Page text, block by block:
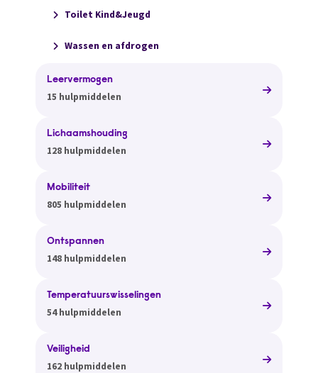
Toilet Kind&Jeugd
Wassen en afdrogen
Leervermogen
15 hulpmiddelen
Lichaamshouding
128 hulpmiddelen
Mobiliteit
805 hulpmiddelen
Ontspannen
148 hulpmiddelen
Temperatuurswisselingen
54 hulpmiddelen
Veiligheid
162 hulpmiddelen